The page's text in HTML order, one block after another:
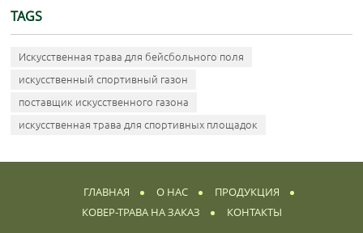
TAGS
Искусственная трава для бейсбольного поля
искусственный спортивный газон
поставщик искусственного газона
искусственная трава для спортивных площадок
ГЛАВНАЯ О НАС
ПРОДУКЦИЯ
КОВЕР-ТРАВА НА ЗАКАЗ
КОНТАКТЫ